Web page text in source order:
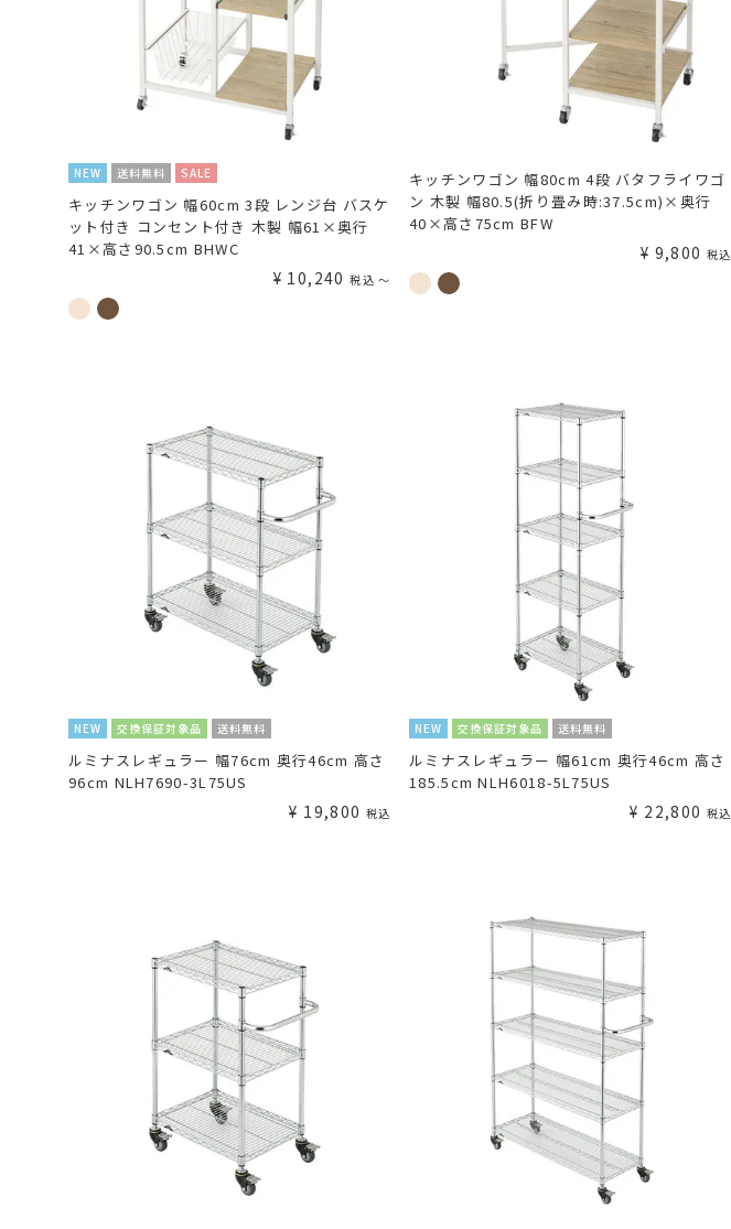
NEW 送料無料 SALE
キッチンワゴン 幅60cm 3段 レンジ台 バスケ
ット付き コンセント付き 木製 幅61×奥行
41×高さ90.5cm BHWC
¥ 10,240 税込 〜
キッチンワゴン 幅80cm 4段 バタフライワゴ
ン 木製 幅80.5(折り畳み時:37.5cm)×奥行
40×高さ75cm BFW
¥ 9,800 税込
NEW 交換保証対象品 送料無料
ルミナスレギュラー 幅76cm 奥行46cm 高さ
96cm NLH7690-3L75US
¥ 19,800 税込
NEW 交換保証対象品 送料無料
ルミナスレギュラー 幅61cm 奥行46cm 高さ
185.5cm NLH6018-5L75US
¥ 22,800 税込